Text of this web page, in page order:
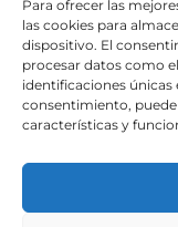
Para ofrecer las
las cookies para
dispositivo. El
procesar datos como
identificaciones únicas
consentimiento,
características y